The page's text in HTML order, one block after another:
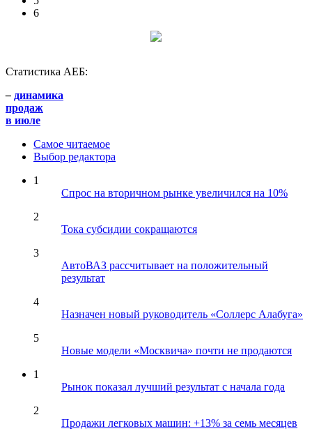
6
Статистика АЕБ:
– динамика
продаж
в июле
Самое читаемое
Выбор редактора
1
Спрос на вторичном рынке увеличился на 10%
2
Тока субсидии сокращаются
3
АвтоВАЗ рассчитывает на положительный
результат
4
Назначен новый руководитель «Соллерс Алабуга»
5
Новые модели «Москвича» почти не продаются
1
Рынок показал лучший результат с начала года
2
Продажи легковых машин: +13% за семь месяцев